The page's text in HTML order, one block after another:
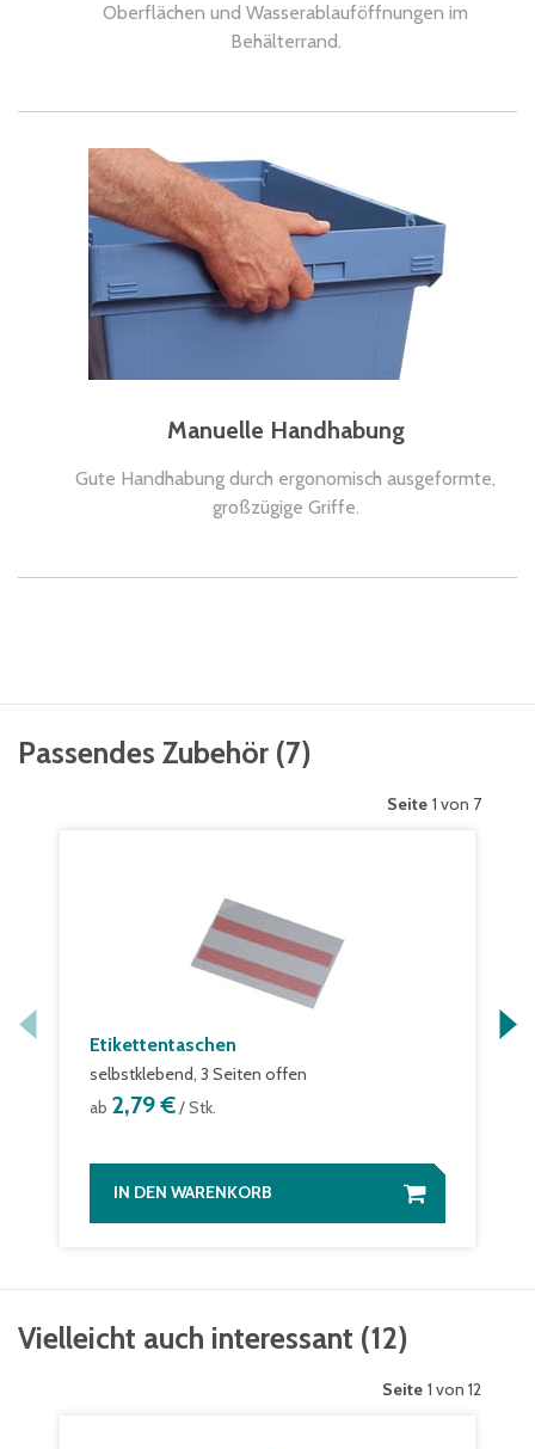
Oberflächen und Wasserablauföffnungen im
Behälterrand.
Manuelle Handhabung
Gute Handhabung durch ergonomisch ausgeformte,
großzügige Griffe.
Passendes Zubehör (7)
Seite 1 von 7
Etikettentaschen
selbstklebend, 3 Seiten offen
ab 2,79 €/ Stk.
IN DEN WARENKORB
Vielleicht auch interessant (12)
Seite 1 von 12